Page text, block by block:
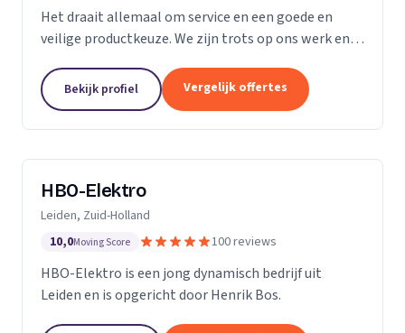
Het draait allemaal om service en een goede en
veilige productkeuze. We zijn trots op ons werk en
dan bij onszelf. We vinden ons werk belangrijk,...
Bekijk profiel Vergelijk offertes
HBO-Elektro
Leiden, Zuid-Holland
10,0Moving Score 100 reviews
HBO-Elektro is een jong dynamisch bedrijf uit
Leiden en is opgericht door Henrik Bos.